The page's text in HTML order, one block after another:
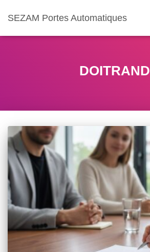
SEZAM Portes Automatiques
DOITRAND